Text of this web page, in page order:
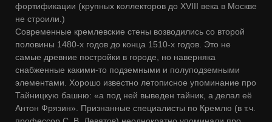
фортификации (крупных коллекторов до XVIII века в Москве
не строили.)
Современные кремлевские стены возводились со второй
половины 1480-х годов до конца 1510-х годов. Это не
самые древние постройки в городе, но наверняка
снабженные какими-то подземными и полуподземными
элементами. Хорошо известно летописное упоминание про
Тайницкую башню: «а под ней выведен тайник, а делал её
Антон Фрязин». Признанные специалисты по Кремлю (в т.ч.